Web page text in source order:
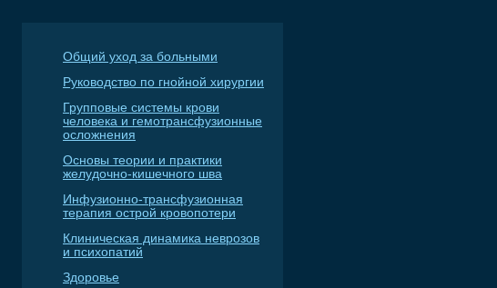
Общий уход за больными
Руководство по гнойной хирургии
Групповые системы крови
человека и гемотрансфузионные
осложнения
Основы теории и практики
желудочно-кишечного шва
Инфузионно-трансфузионная
терапия острой кровопотери
Клиническая динамика неврозов
и психопатий
Здоровье